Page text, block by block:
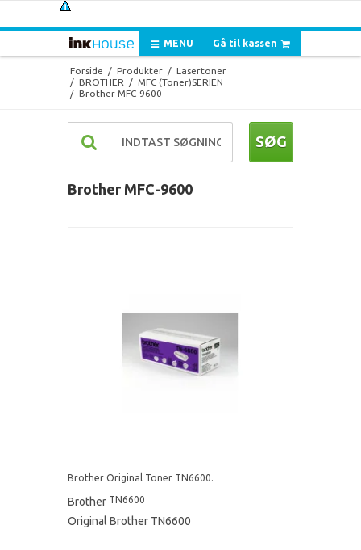
Gå til kassen
MENU
Forside / Produkter / Lasertoner
/ BROTHER / MFC (Toner)SERIEN
/ Brother MFC-9600
SØG
Brother MFC-9600
Brother Original Toner TN6600.
Brother TN6600
Original Brother TN6600